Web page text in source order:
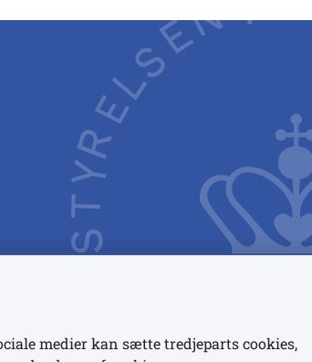
medier kan sætte tredjeparts cookies,